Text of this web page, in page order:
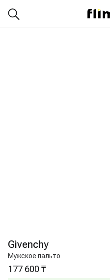
Givenchy
Мужское пальто
177 600 ₸